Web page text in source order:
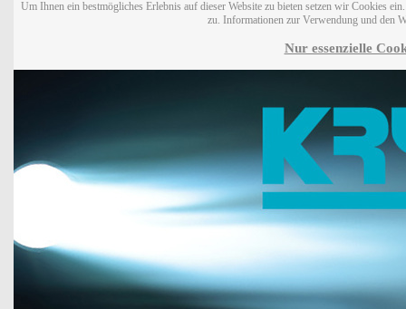
Um Ihnen ein bestmögliches Erlebnis auf dieser Website zu bieten setzen wir Cookies
zu. Informationen zur Verwendung und den
Nur essenzielle